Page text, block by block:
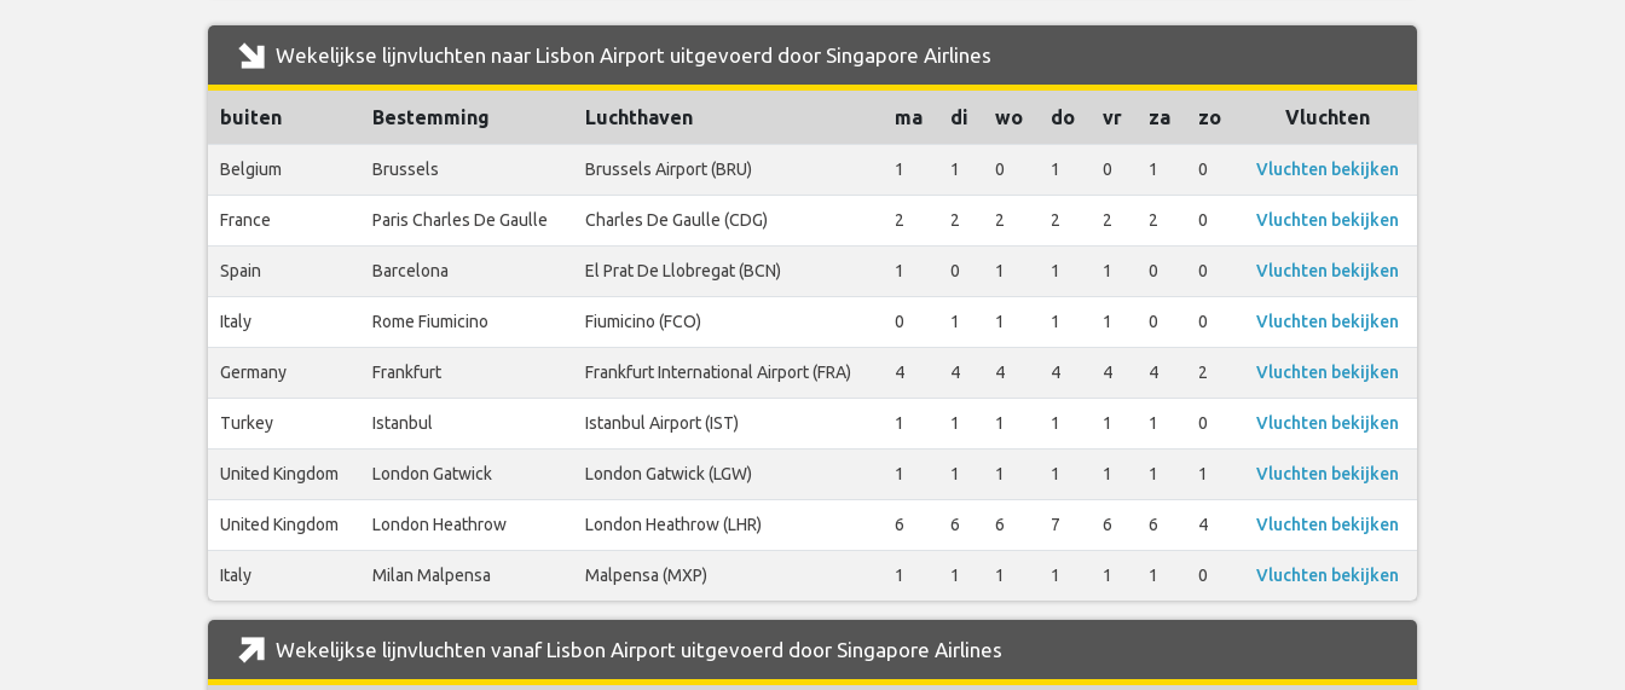
Wekelijkse lijnvluchten naar Lisbon Airport uitgevoerd door Singapore Airlines
buiten Bestemming Luchthaven ma di wo do vr za zo Vluchten
Belgium Brussels Brussels Airport (BRU) 1 1 0 1 0 1 0 Vluchten bekijken
France Paris Charles De Gaulle Charles De Gaulle (CDG) 2 2 2 2 2 2 0 Vluchten bekijken
Spain Barcelona El Prat De Llobregat (BCN) 1 0 1 1 1 0 0 Vluchten bekijken
Italy Rome Fiumicino Fiumicino (FCO) 0 1 1 1 1 0 0 Vluchten bekijken
Germany Frankfurt Frankfurt International Airport (FRA) 4 4 4 4 4 4 2 Vluchten bekijken
Turkey Istanbul Istanbul Airport (IST) 1 1 1 1 1 1 0 Vluchten bekijken
United Kingdom London Gatwick London Gatwick (LGW) 1 1 1 1 1 1 1 Vluchten bekijken
United Kingdom London Heathrow London Heathrow (LHR) 6 6 6 7 6 6 4 Vluchten bekijken
Italy Milan Malpensa Malpensa (MXP) 1 1 1 1 1 1 0 Vluchten bekijken
Wekelijkse lijnvluchten vanaf Lisbon Airport uitgevoerd door Singapore Airlines